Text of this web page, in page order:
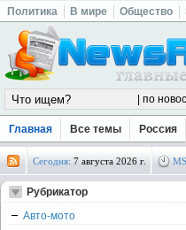
Политика В мире Общество
Главная Все темы Россия
Сегодня: 7 августа 2026 г.
Рубрикатор
Авто-мото